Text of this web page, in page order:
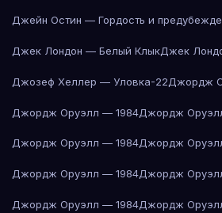
Джейн Остин — Гордость и
Джек Лондон — Белый КлыкДжек
Джозеф Хеллер — Уловка-22Джордж
Джордж Оруэлл — 1984Джордж
Джордж Оруэлл — 1984Джордж
Джордж Оруэлл — 1984Джордж
Джордж Оруэлл — 1984Джордж